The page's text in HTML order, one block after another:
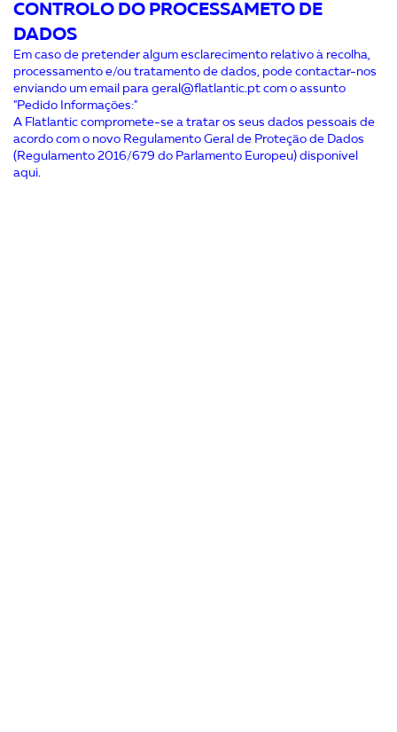
CONTROLO DO PROCESSAMETO DE
DADOS
Em caso de pretender algum esclarecimento relativo à recolha,
processamento e/ou tratamento de dados, pode contactar-nos
enviando um email para geral@flatlantic.pt com o assunto
"Pedido Informações:"
A Flatlantic compromete-se a tratar os seus dados pessoais de
acordo com o novo Regulamento Geral de Proteção de Dados
(Regulamento 2016/679 do Parlamento Europeu) disponível
aqui.